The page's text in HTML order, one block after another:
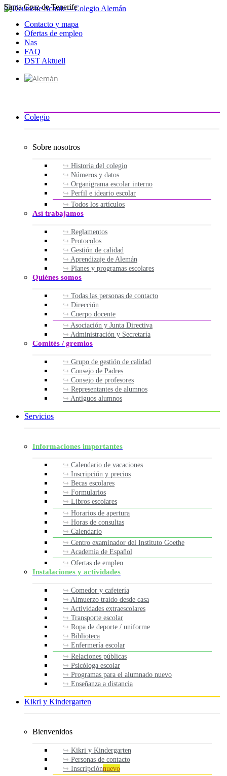
Ir
contenido
Santa Cruz de Tenerife
Contacto y mapa
Ofertas de empleo
Nas
FAQ
DST Aktuell
Colegio
Sobre nosotros
Historia del colegio
Números y datos
Organigrama escolar interno
Perfil e ideario escolar
Todos los artículos
Así trabajamos
Reglamentos
Protocolos
Gestión de calidad
Aprendizaje de Alemán
Planes y programas escolares
Quiénes somos
Todas las personas de contacto
Dirección
Cuerpo docente
Asociación y Junta Directiva
Administración y Secretaría
Comités / gremios
Grupo de gestión de calidad
Consejo de Padres
Consejo de profesores
Representantes de alumnos
Antiguos alumnos
Servicios
Informaciones importantes
Calendario de vacaciones
Inscripción y precios
Becas escolares
Formularios
Libros escolares
Horarios de apertura
Horas de consultas
Calendario
Centro examinador del Instituto Goethe
Academia de Español
Ofertas de empleo
Instalaciones y actividades
Comedor y cafetería
Almuerzo traído desde casa
Actividades extraescolares
Transporte escolar
Ropa de deporte / uniforme
Biblioteca
Enfermería escolar
Relaciones públicas
Psicóloga escolar
Programas para el alumnado nuevo
Enseñanza a distancia
Kikri y Kindergarten
Bienvenidos
Kikri y Kindergarten
Personas de contacto
Inscripciónnuevo